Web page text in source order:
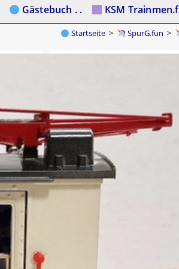
Gästebuch . . KSM
Startseite > SpurG.fun >